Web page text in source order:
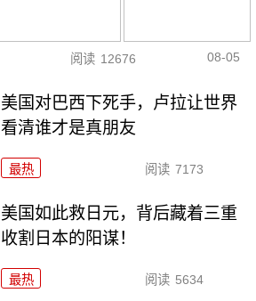
阅读 12676 08-05
美国对巴西下死手，卢拉让世界
看清谁才是真朋友
最热 阅读 7173
美国如此救日元，背后藏着三重
收割日本的阳谋！
最热 阅读 5634